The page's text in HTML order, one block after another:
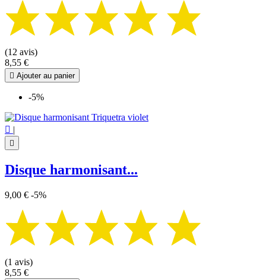
(12 avis)
8,55 €
 Ajouter au panier
-5%


Disque harmonisant...
9,00 € -5%
(1 avis)
8,55 €